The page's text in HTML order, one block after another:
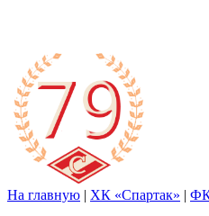
На главную | ХК «Спартак» | ФК